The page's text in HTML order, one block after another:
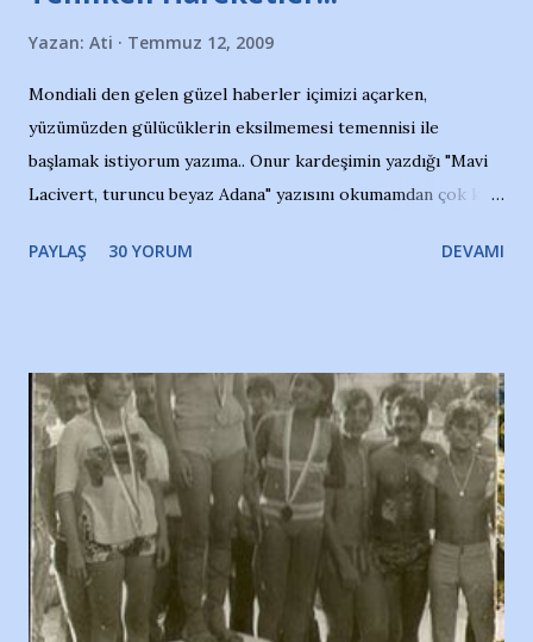
Yazan: Ati Temmuz 12, 2009
Mondiali den gelen güzel haberler içimizi açarken,
yüzümüzden gülücüklerin eksilmemesi temennisi ile
başlamak istiyorum yazıma.. Onur kardeşimin yazdığı "Mavi
Lacivert, turuncu beyaz Adana" yazısını okumamdan çok kısa
irkildim.. "Bursasporlu taraftarlar, İstanbul takımlarının
ve ürünlerini Bursa şehrinde görmek istemediklerini bir
protesto eylemiyle açıkladıklarını bildiriyordu.. Bu grup
adına açıklama yapan şahsı muhterem(!) ''Açık ve net olarak
söylüyoruz. Bu son uyarımızdır. Bunun yanısıra, bu takımlara
ait tanıtıcı ilanların asılmasına izin veren Bursa Büyükşehir
Belediyesi ile mağazaların bulunduğu alışveriş merkezlerini
de kınıyoruz'' diye de eklemiş .. Blogumuzda okuduğum bu
yazının hemen ardından bu habe...
PAYLAŞ 30 YORUM DEVAMI